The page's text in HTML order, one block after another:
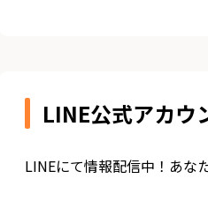
LINE公式アカウ
LINEにて情報配信中！あな